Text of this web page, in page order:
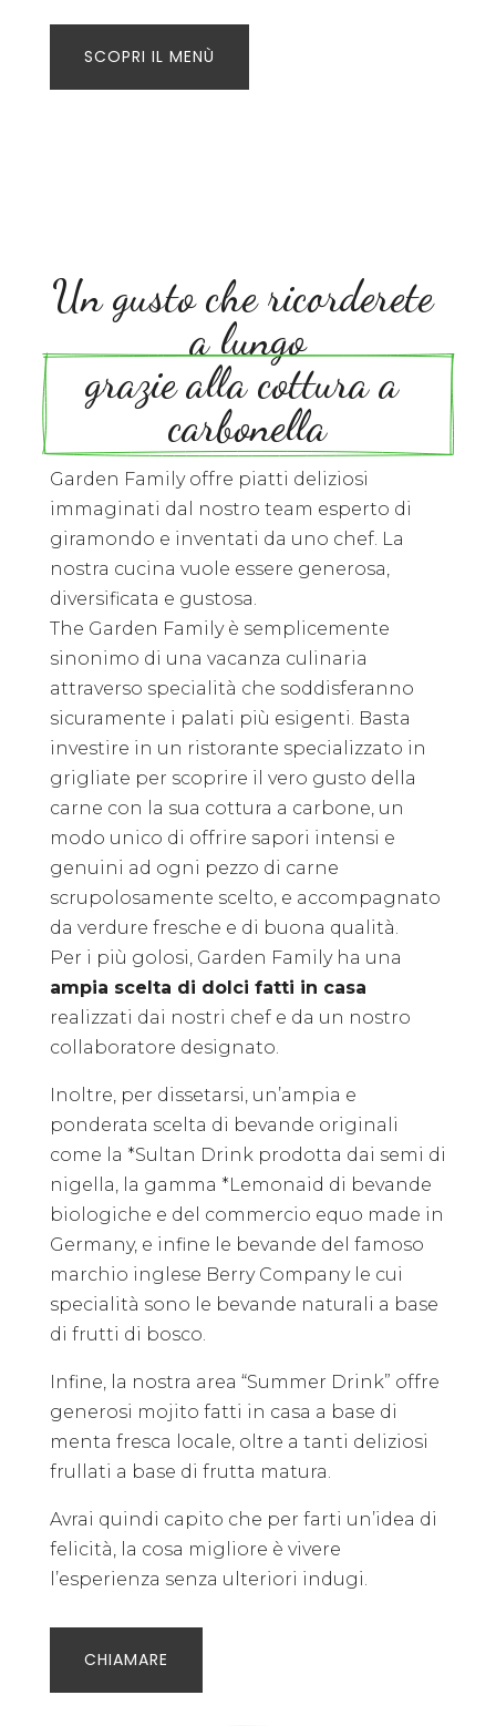
SCOPRI IL MENÙ
Un gusto che ricorderete
a lungo
grazie alla cottura a
carbonella
Garden Family offre piatti deliziosi
immaginati dal nostro team esperto di
giramondo e inventati da uno chef. La
nostra cucina vuole essere generosa,
diversificata e gustosa.
The Garden Family è semplicemente
sinonimo di una vacanza culinaria
attraverso specialità che soddisferanno
sicuramente i palati più esigenti. Basta
investire in un ristorante specializzato in
grigliate per scoprire il vero gusto della
carne con la sua cottura a carbone, un
modo unico di offrire sapori intensi e
genuini ad ogni pezzo di carne
scrupolosamente scelto, e accompagnato
da verdure fresche e di buona qualità.
Per i più golosi, Garden Family ha una
ampia scelta di dolci fatti in casa
realizzati dai nostri chef e da un nostro
collaboratore designato.
Inoltre, per dissetarsi, un’ampia e
ponderata scelta di bevande originali
come la *Sultan Drink prodotta dai semi di
nigella, la gamma *Lemonaid di bevande
biologiche e del commercio equo made in
Germany, e infine le bevande del famoso
marchio inglese Berry Company le cui
specialità sono le bevande naturali a base
di frutti di bosco.
Infine, la nostra area “Summer Drink” offre
generosi mojito fatti in casa a base di
menta fresca locale, oltre a tanti deliziosi
frullati a base di frutta matura.
Avrai quindi capito che per farti un’idea di
felicità, la cosa migliore è vivere
l’esperienza senza ulteriori indugi.
CHIAMARE